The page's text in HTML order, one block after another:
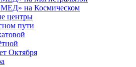
на Космическом
центры
пути
Октября